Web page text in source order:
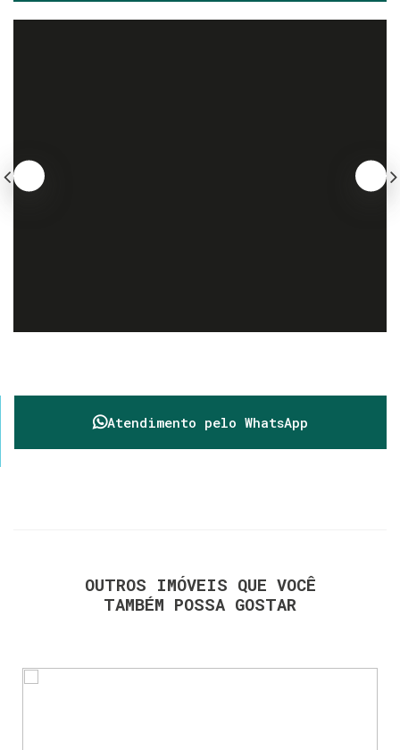
Atendimento pelo WhatsApp
OUTROS IMÓVEIS QUE VOCÊ
TAMBÉM POSSA GOSTAR